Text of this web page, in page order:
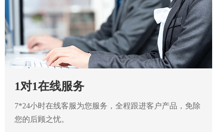
1对1在线服务
7*24小时在线客服为您服务，全程跟进客户产品，免除
您的后顾之忧。